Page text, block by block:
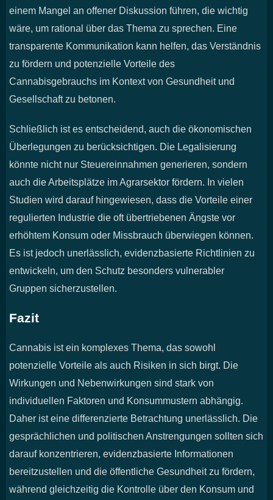
einem Mangel an offener Diskussion führen, die wichtig
wäre, um rational über das Thema zu sprechen. Eine
transparente Kommunikation kann helfen, das Verständnis
zu fördern und potenzielle Vorteile des
Cannabisgebrauchs im Kontext von Gesundheit und
Gesellschaft zu betonen.
Schließlich ist es entscheidend, auch die ökonomischen
Überlegungen zu berücksichtigen. Die Legalisierung
könnte nicht nur Steuereinnahmen generieren, sondern
auch die Arbeitsplätze im Agrarsektor fördern. In vielen
Studien wird darauf hingewiesen, dass die Vorteile einer
regulierten Industrie die oft übertriebenen Ängste vor
erhöhtem Konsum oder Missbrauch überwiegen können.
Es ist jedoch unerlässlich, evidenzbasierte Richtlinien zu
entwickeln, um den Schutz besonders vulnerabler
Gruppen sicherzustellen.
Fazit
Cannabis ist ein komplexes Thema, das sowohl
potenzielle Vorteile als auch Risiken in sich birgt. Die
Wirkungen und Nebenwirkungen sind stark von
individuellen Faktoren und Konsummustern abhängig.
Daher ist eine differenzierte Betrachtung unerlässlich. Die
gesprächlichen und politischen Anstrengungen sollten sich
darauf konzentrieren, evidenzbasierte Informationen
bereitzustellen und die öffentliche Gesundheit zu fördern,
während gleichzeitig die Kontrolle über den Konsum und